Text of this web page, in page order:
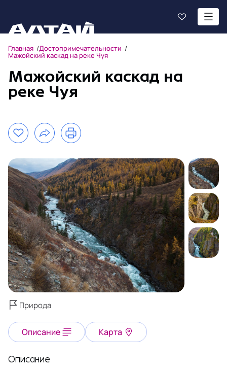
Главная Достопримечательности
Мажойский каскад на реке Чуя
Мажойский каскад на
реке Чуя
Природа
Описание Карта
Описание